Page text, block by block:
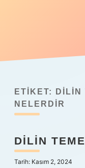
Anasayfa
Yasal Uyarı
ETIKET:
DILIN
NELERDIR
DILIN
Tarih: Kasım 2, 2024